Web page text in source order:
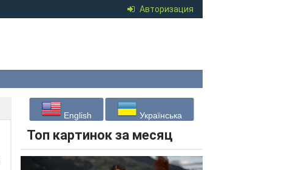
Авторизация
English Українська
Топ картинок за месяц